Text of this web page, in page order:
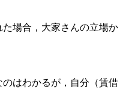
場合，大家さんの立場か
のはわかるが，自分（賃借